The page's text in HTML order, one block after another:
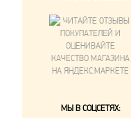
МЫ В СОЦСЕТЯХ: